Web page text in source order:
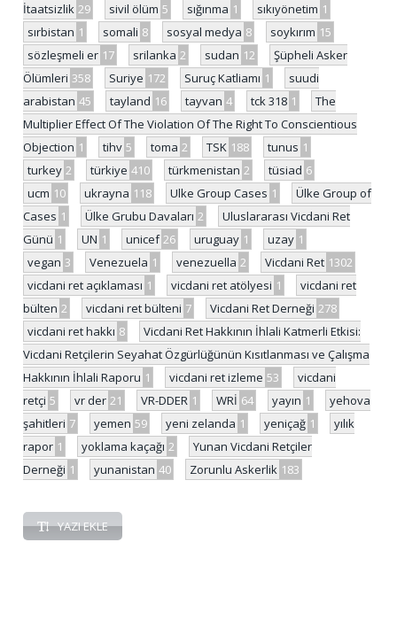
İtaatsizlik 29 sivil ölüm 5 sığınma 1 sıkıyönetim 1
sırbistan 1 somali 8 sosyal medya 8 soykırım 15
sözleşmeli er 17 srilanka 2 sudan 12
Şüpheli Asker
Ölümleri 358 Suriye 172 Suruç Katliamı 1
suudi
arabistan 45 tayland 16 tayvan 4 tck 318 1
The
Multiplier Effect Of The Violation Of The Right To Conscientious
Objection 1 tihv 5 toma 2 TSK 188 tunus 1
turkey 2 türkiye 410 türkmenistan 2 tüsiad 6
ucm 10 ukrayna 118 Ulke Group Cases 1
Ülke Group of
Cases 1 Ülke Grubu Davaları 2
Uluslararası Vicdani Ret
Günü 1 UN 1 unicef 26 uruguay 1 uzay 1
vegan 3 Venezuela 1 venezuella 2 Vicdani Ret 1302
vicdani ret açıklaması 1 vicdani ret atölyesi 1
vicdani ret
bülten 2 vicdani ret bülteni 7 Vicdani Ret Derneği 278
vicdani ret hakkı 8
Vicdani Ret Hakkının İhlali Katmerli Etkisi:
Vicdani Retçilerin Seyahat Özgürlüğünün Kısıtlanması ve Çalışma
Hakkının İhlali Raporu 1 vicdani ret izleme 53
vicdani
retçi 5 vr der 21 VR-DDER 1 WRİ 64 yayın 1
yehova
şahitleri 7 yemen 59 yeni zelanda 1 yeniçağ 1
yılık
rapor 1 yoklama kaçağı 2
Yunan Vicdani Retçiler
Derneği 1 yunanistan 40 Zorunlu Askerlik 183
YAZI EKLE